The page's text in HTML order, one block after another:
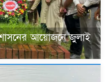
আয়োজনে জুলাই